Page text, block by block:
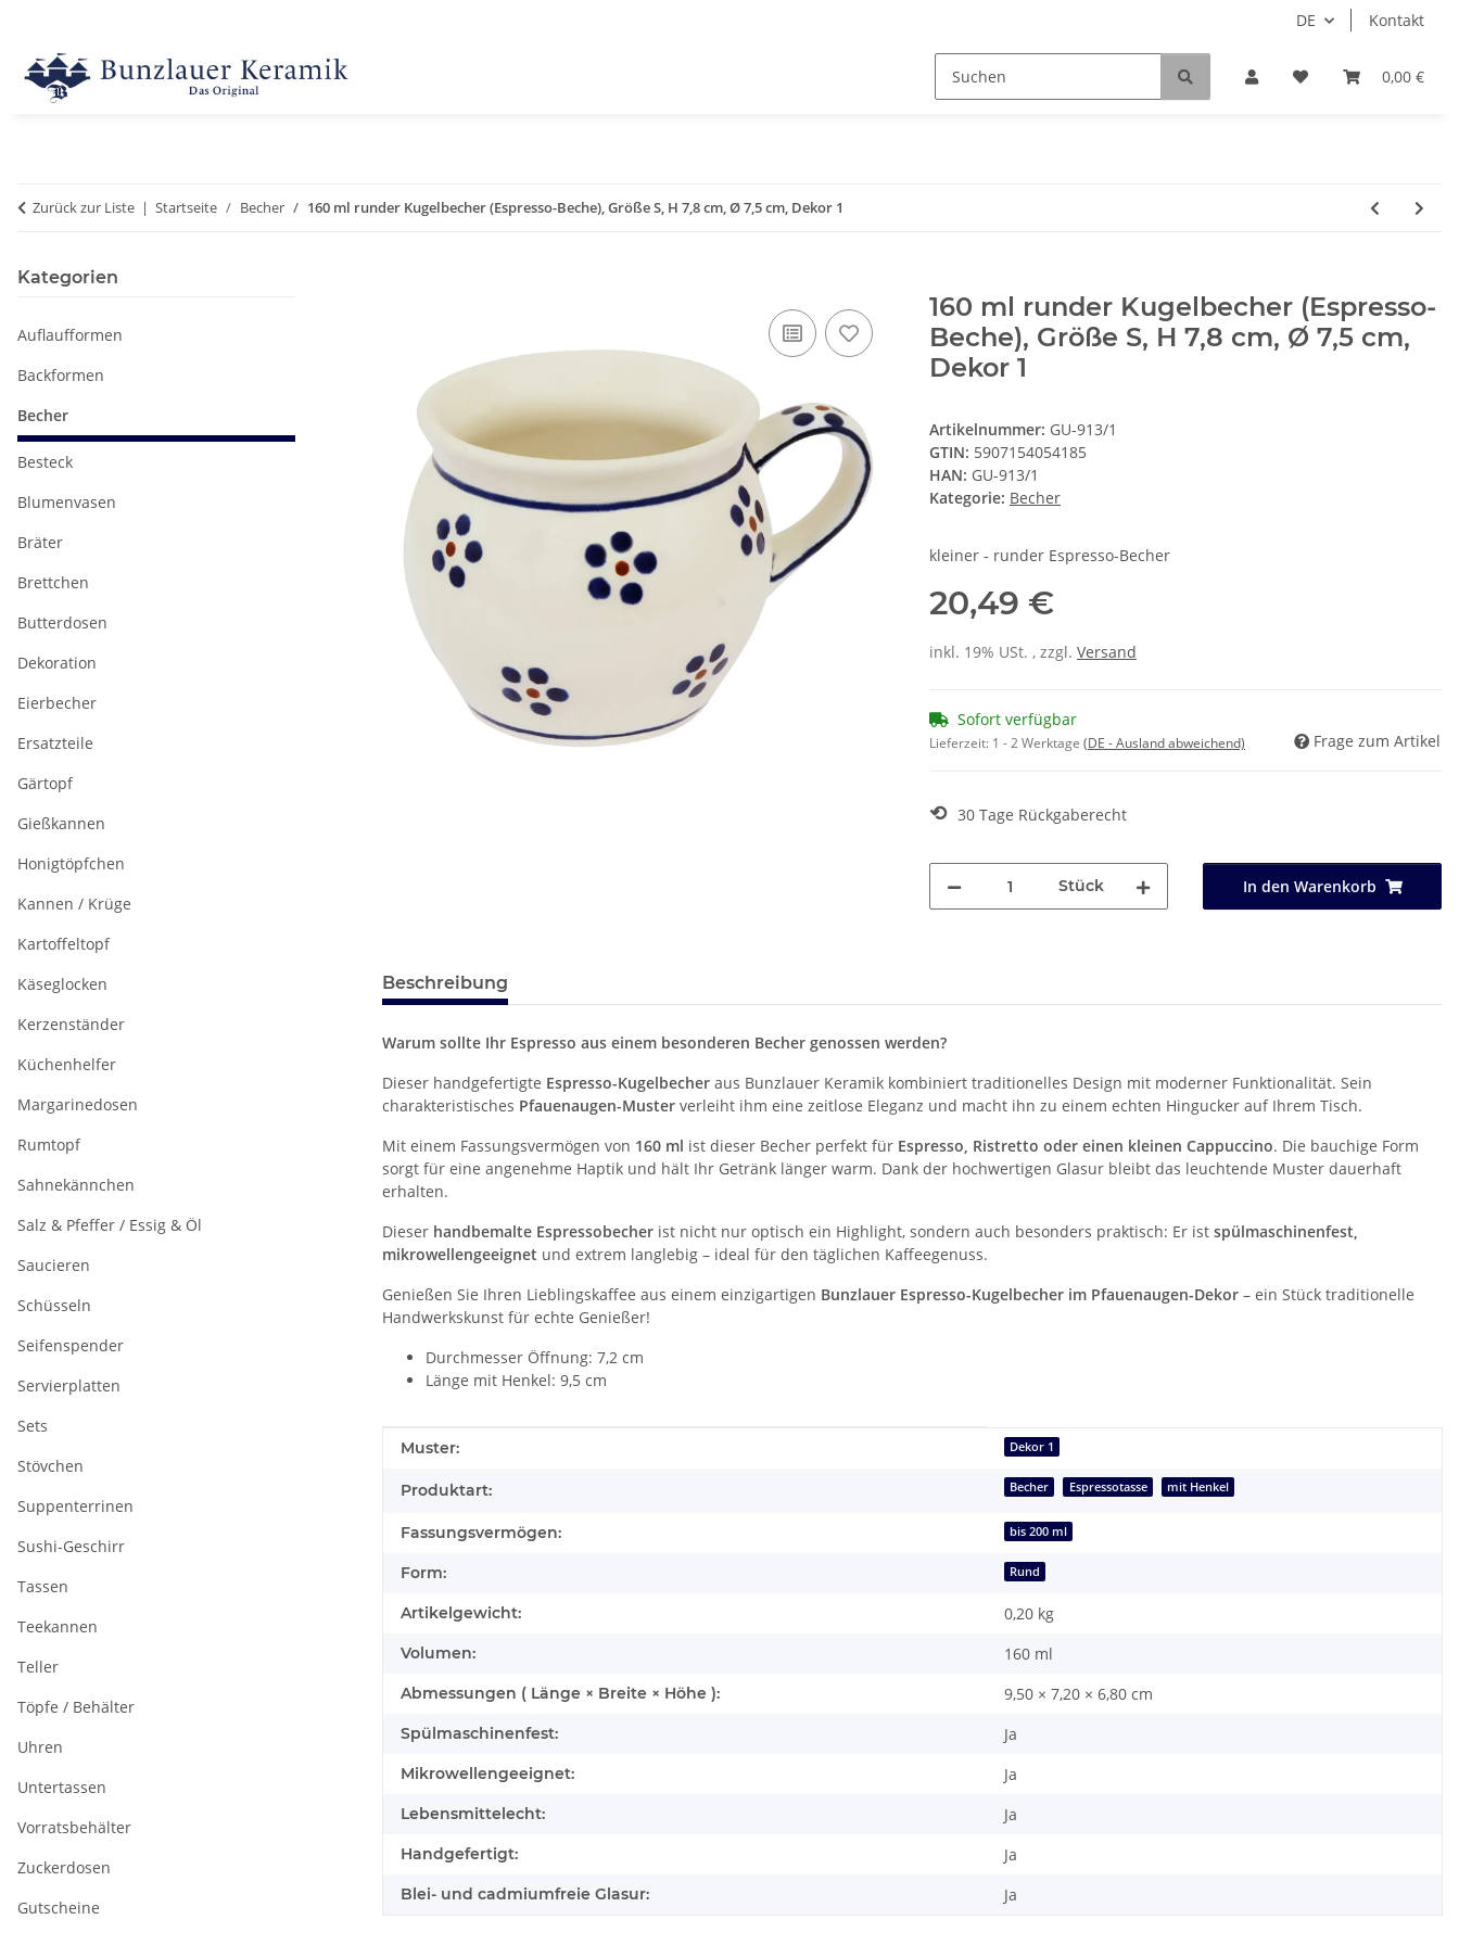
DE Kontakt
0,00 €
Zurück zur Liste Startseite Becher 160 ml runder Kugelbecher (Espresso-Beche), Größe S, H 7,8 cm, Ø 7,5 cm, Dekor 1
160 ml runder Kugelbecher (Espresso-
Beche), Größe S, H 7,8 cm, Ø 7,5 cm,
Dekor 1
Artikelnummer: GU-913/1
GTIN: 5907154054185
HAN: GU-913/1
Kategorie: Becher
kleiner - runder Espresso-Becher
20,49 €
inkl. 19% USt. , zzgl. Versand
Sofort verfügbar
Lieferzeit: 1 - 2 Werktage (DE - Ausland abweichend) Frage zum Artikel
⟲ 30 Tage Rückgaberecht
Stück In den Warenkorb
Beschreibung
Warum sollte Ihr Espresso aus einem besonderen Becher genossen werden?
Dieser handgefertigte Espresso-Kugelbecher aus Bunzlauer Keramik kombiniert traditionelles Design mit moderner Funktionalität. Sein
charakteristisches Pfauenaugen-Muster verleiht ihm eine zeitlose Eleganz und macht ihn zu einem echten Hingucker auf Ihrem Tisch.
Mit einem Fassungsvermögen von 160 ml ist dieser Becher perfekt für Espresso, Ristretto oder einen kleinen Cappuccino. Die bauchige Form
sorgt für eine angenehme Haptik und hält Ihr Getränk länger warm. Dank der hochwertigen Glasur bleibt das leuchtende Muster dauerhaft
erhalten.
Dieser handbemalte Espressobecher ist nicht nur optisch ein Highlight, sondern auch besonders praktisch: Er ist spülmaschinenfest,
mikrowellengeeignet und extrem langlebig – ideal für den täglichen Kaffeegenuss.
Genießen Sie Ihren Lieblingskaffee aus einem einzigartigen Bunzlauer Espresso-Kugelbecher im Pfauenaugen-Dekor – ein Stück traditionelle
Handwerkskunst für echte Genießer!
Durchmesser Öffnung: 7,2 cm
Länge mit Henkel: 9,5 cm
Produkteigenschaft
Wert
Muster: Dekor 1
Produktart: Becher Espressotasse mit Henkel
Fassungsvermögen: bis 200 ml
Form: Rund
Artikelgewicht: 0,20 kg
Volumen: 160 ml
Abmessungen ( Länge × Breite × Höhe ): 9,50 × 7,20 × 6,80 cm
Spülmaschinenfest: Ja
Mikrowellengeeignet: Ja
Lebensmittelecht: Ja
Handgefertigt: Ja
Blei- und cadmiumfreie Glasur: Ja
Kategorien
Auflaufformen
Backformen
Becher
Besteck
Blumenvasen
Bräter
Brettchen
Butterdosen
Dekoration
Eierbecher
Ersatzteile
Gärtopf
Gießkannen
Honigtöpfchen
Kannen / Krüge
Kartoffeltopf
Käseglocken
Kerzenständer
Küchenhelfer
Margarinedosen
Rumtopf
Sahnekännchen
Salz & Pfeffer / Essig & Öl
Saucieren
Schüsseln
Seifenspender
Servierplatten
Sets
Stövchen
Suppenterrinen
Sushi-Geschirr
Tassen
Teekannen
Teller
Töpfe / Behälter
Uhren
Untertassen
Vorratsbehälter
Zuckerdosen
Gutscheine